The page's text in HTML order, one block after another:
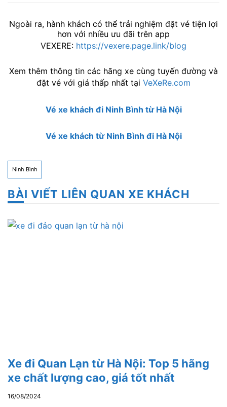
Ngoài ra, hành khách có thể trải nghiệm đặt vé tiện lợi
hơn với nhiều ưu đãi trên app
VEXERE: https://vexere.page.link/blog
Xem thêm thông tin các hãng xe cùng tuyến đường và
đặt vé với giá thấp nhất tại VeXeRe.com
Vé xe khách đi Ninh Bình từ Hà Nội
Vé xe khách từ Ninh Bình đi Hà Nội
Ninh Bình
BÀI VIẾT LIÊN QUAN XE KHÁCH
Xe đi Quan Lạn từ Hà Nội: Top 5 hãng
xe chất lượng cao, giá tốt nhất
16/08/2024